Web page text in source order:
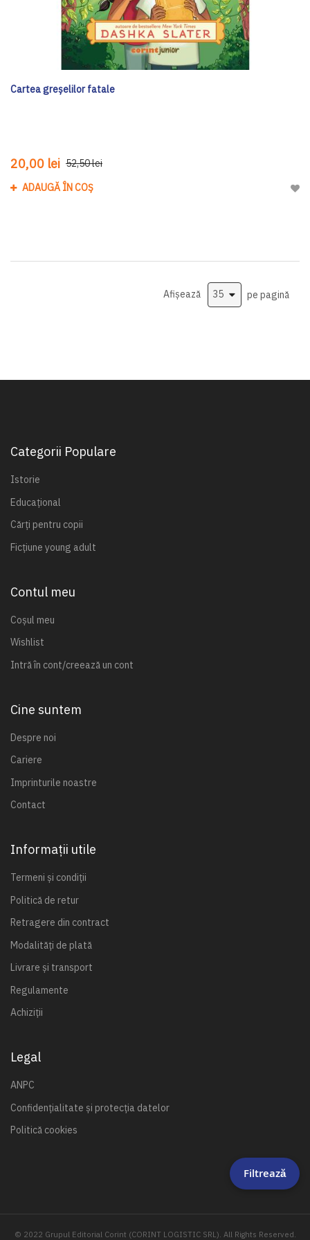
Cartea greșelilor fatale
20,00 lei 52,50 lei
ADAUGĂ ÎN COȘ
Afișează pe pagină
Categorii Populare
Istorie
Educațional
Cărți pentru copii
Ficțiune young adult
Contul meu
Coșul meu
Wishlist
Intră în cont/creează un cont
Cine suntem
Despre noi
Cariere
Imprinturile noastre
Contact
Informații utile
Termeni și condiții
Politică de retur
Retragere din contract
Modalități de plată
Livrare și transport
Regulamente
Achiziții
Legal
ANPC
Confidențialitate și protecția datelor
Politică cookies
© 2022 Grupul Editorial Corint (CORINT LOGISTIC SRL). All Rights Reserved.
Filtrează